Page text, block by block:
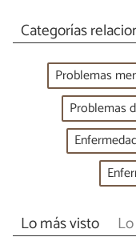
Categorías
Problemas
Problemas
Lo más visto